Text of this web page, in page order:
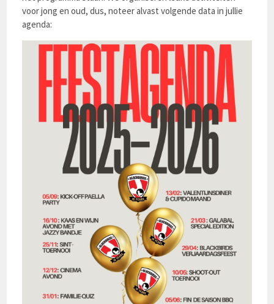
voor jong en oud, dus, noteer alvast volgende data in jullie
agenda: